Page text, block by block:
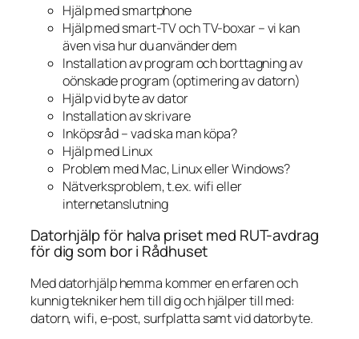
Hjälp med smartphone
Hjälp med smart-TV och TV-boxar – vi kan
även visa hur du använder dem
Installation av program och borttagning av
oönskade program (optimering av datorn)
Hjälp vid byte av dator
Installation av skrivare
Inköpsråd – vad ska man köpa?
Hjälp med Linux
Problem med Mac, Linux eller Windows?
Nätverksproblem, t.ex. wifi eller
internetanslutning
Datorhjälp för halva priset med RUT-avdrag
för dig som bor i Rådhuset
Med datorhjälp hemma kommer en erfaren och
kunnig tekniker hem till dig och hjälper till med:
datorn, wifi, e-post, surfplatta samt vid datorbyte.